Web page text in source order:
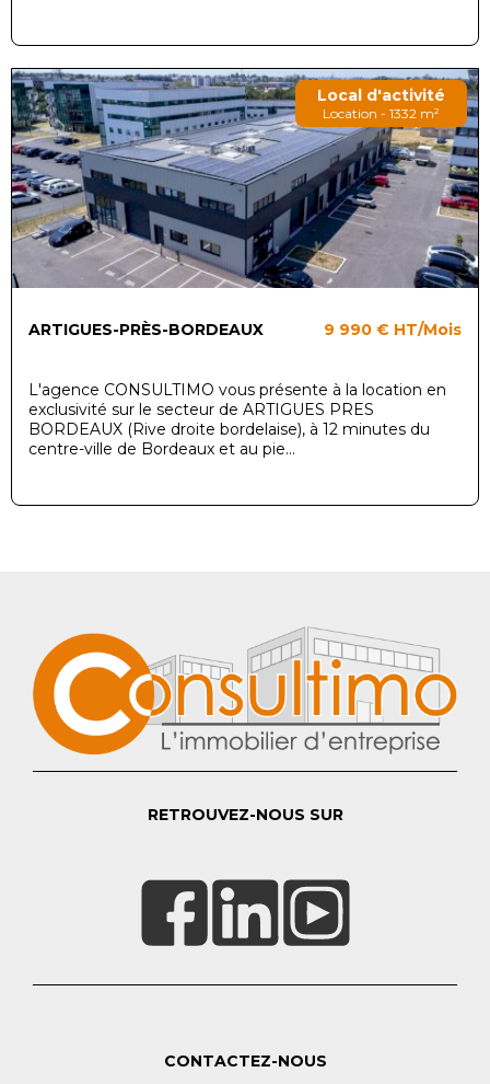
Local d'activité
Location - 1332 m²
ARTIGUES-PRÈS-BORDEAUX 9 990 € HT/Mois
L'agence CONSULTIMO vous présente à la location en
exclusivité sur le secteur de ARTIGUES PRES
BORDEAUX (Rive droite bordelaise), à 12 minutes du
centre-ville de Bordeaux et au pie...
RETROUVEZ-NOUS SUR
CONTACTEZ-NOUS